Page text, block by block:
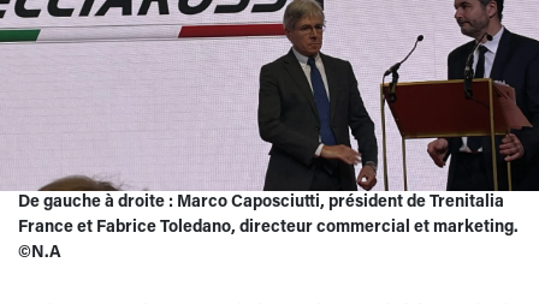
De gauche à droite : Marco Caposciutti, président de Trenitalia
France et Fabrice Toledano, directeur commercial et marketing.
©N.A